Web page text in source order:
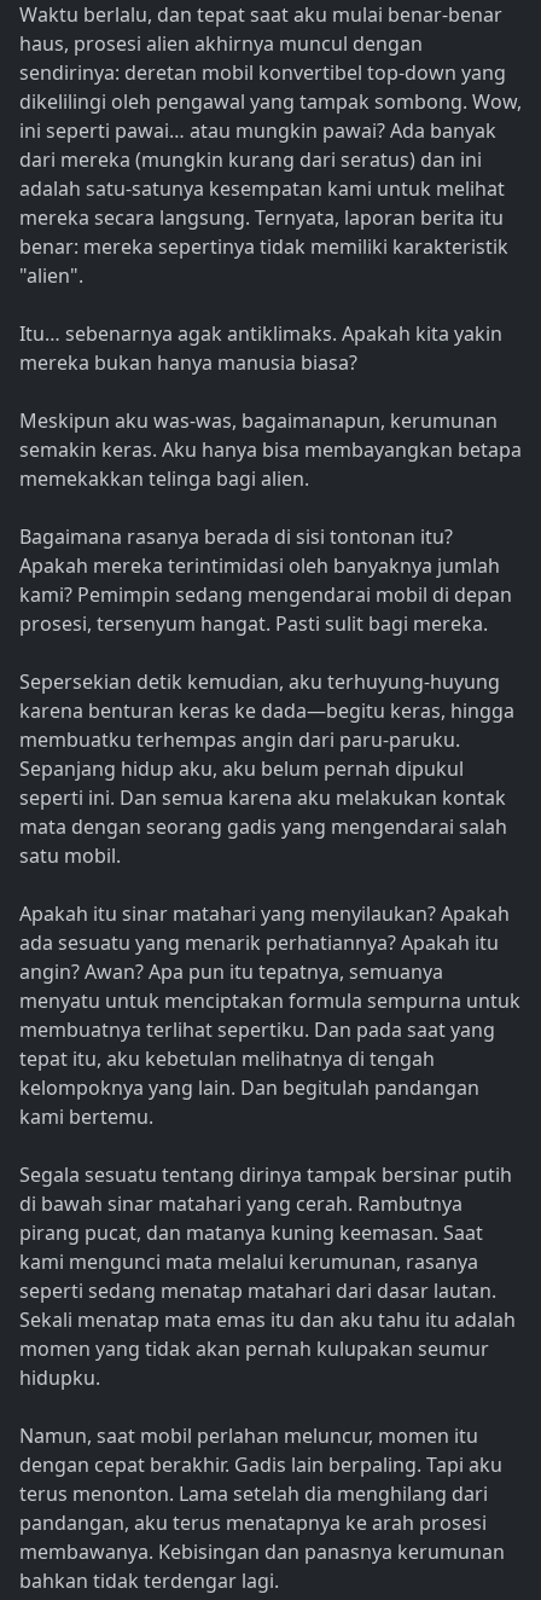
Waktu berlalu, dan tepat saat aku mulai benar-benar
haus, prosesi alien akhirnya muncul dengan
sendirinya: deretan mobil konvertibel top-down yang
dikelilingi oleh pengawal yang tampak sombong. Wow,
ini seperti pawai… atau mungkin pawai? Ada banyak
dari mereka (mungkin kurang dari seratus) dan ini
adalah satu-satunya kesempatan kami untuk melihat
mereka secara langsung. Ternyata, laporan berita itu
benar: mereka sepertinya tidak memiliki karakteristik
"alien".
Itu… sebenarnya agak antiklimaks. Apakah kita yakin
mereka bukan hanya manusia biasa?
Meskipun aku was-was, bagaimanapun, kerumunan
semakin keras. Aku hanya bisa membayangkan betapa
memekakkan telinga bagi alien.
Bagaimana rasanya berada di sisi tontonan itu?
Apakah mereka terintimidasi oleh banyaknya jumlah
kami? Pemimpin sedang mengendarai mobil di depan
prosesi, tersenyum hangat. Pasti sulit bagi mereka.
Sepersekian detik kemudian, aku terhuyung-huyung
karena benturan keras ke dada—begitu keras, hingga
membuatku terhempas angin dari paru-paruku.
Sepanjang hidup aku, aku belum pernah dipukul
seperti ini. Dan semua karena aku melakukan kontak
mata dengan seorang gadis yang mengendarai salah
satu mobil.
Apakah itu sinar matahari yang menyilaukan? Apakah
ada sesuatu yang menarik perhatiannya? Apakah itu
angin? Awan? Apa pun itu tepatnya, semuanya
menyatu untuk menciptakan formula sempurna untuk
membuatnya terlihat sepertiku. Dan pada saat yang
tepat itu, aku kebetulan melihatnya di tengah
kelompoknya yang lain. Dan begitulah pandangan
kami bertemu.
Segala sesuatu tentang dirinya tampak bersinar putih
di bawah sinar matahari yang cerah. Rambutnya
pirang pucat, dan matanya kuning keemasan. Saat
kami mengunci mata melalui kerumunan, rasanya
seperti sedang menatap matahari dari dasar lautan.
Sekali menatap mata emas itu dan aku tahu itu adalah
momen yang tidak akan pernah kulupakan seumur
hidupku.
Namun, saat mobil perlahan meluncur, momen itu
dengan cepat berakhir. Gadis lain berpaling. Tapi aku
terus menonton. Lama setelah dia menghilang dari
pandangan, aku terus menatapnya ke arah prosesi
membawanya. Kebisingan dan panasnya kerumunan
bahkan tidak terdengar lagi.